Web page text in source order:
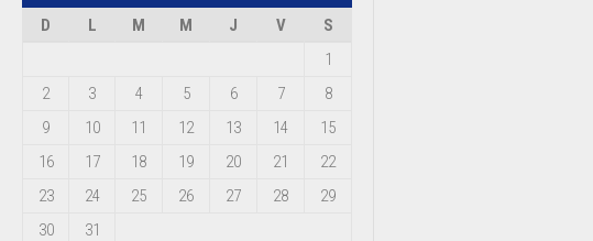
D
L M M J V
S
1
2
3 4 5 6 7
8
9
10 11 12 13 14
15
16
17 18 19 20 21
22
23
24 25 26 27 28
29
30
31